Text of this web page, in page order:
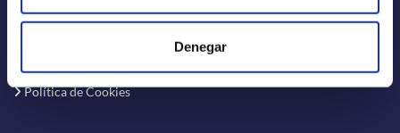
Denegar
Aviso Legal
Política de Cookies